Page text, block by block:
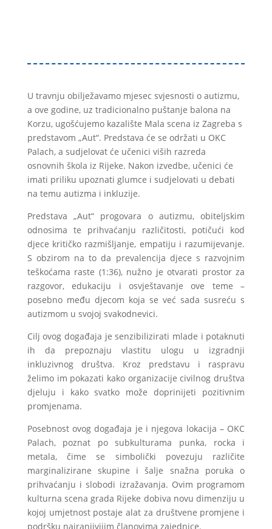
U travnju obilježavamo mjesec svjesnosti o autizmu,
a ove godine, uz tradicionalno puštanje balona na
Korzu, ugošćujemo kazalište Mala scena iz Zagreba s
predstavom „Aut“. Predstava će se održati u OKC
Palach, a sudjelovat će učenici viših razreda
osnovnih škola iz Rijeke. Nakon izvedbe, učenici će
imati priliku upoznati glumce i sudjelovati u debati
na temu autizma i inkluzije.
Predstava „Aut“ progovara o autizmu, obiteljskim
odnosima te prihvaćanju različitosti, potičući kod
djece kritičko razmišljanje, empatiju i razumijevanje.
S obzirom na to da prevalencija djece s razvojnim
teškoćama raste (1:36), nužno je otvarati prostor za
razgovor, edukaciju i osvještavanje ove teme –
posebno među djecom koja se već sada susreću s
autizmom u svojoj svakodnevici.
Cilj ovog događaja je senzibilizirati mlade i potaknuti
ih da prepoznaju vlastitu ulogu u izgradnji
inkluzivnog društva. Kroz predstavu i raspravu
želimo im pokazati kako organizacije civilnog društva
djeluju i kako svatko može doprinijeti pozitivnim
promjenama.
Posebnost ovog događaja je i njegova lokacija – OKC
Palach, poznat po subkulturama punka, rocka i
metala, čime se simbolički povezuju različite
marginalizirane skupine i šalje snažna poruka o
prihvaćanju i slobodi izražavanja. Ovim programom
kulturna scena grada Rijeke dobiva novu dimenziju u
kojoj umjetnost postaje alat za društvene promjene i
podršku najranjivijim članovima zajednice.